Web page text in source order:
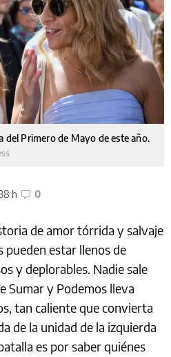
del Primero de Mayo de este año.
h 0
de amor tórrida y salvaje
pueden estar llenos de
y deplorables. Nadie sale
Sumar y Podemos lleva
tan caliente que convierta
de la unidad de la izquierda
es por saber quiénes